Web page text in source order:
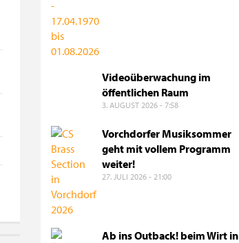
Videoüberwachung im
öffentlichen Raum
3. AUGUST 2026 - 7:58
Vorchdorfer Musiksommer
geht mit vollem Programm
weiter!
27. JULI 2026 - 21:00
Ab ins Outback! beim Wirt in